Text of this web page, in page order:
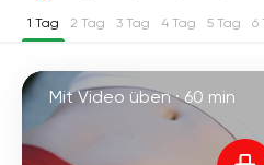
1 Tag 2 Tag 3 Tag 4 Tag 5 Tag 6
Mit Video üben ·60 min